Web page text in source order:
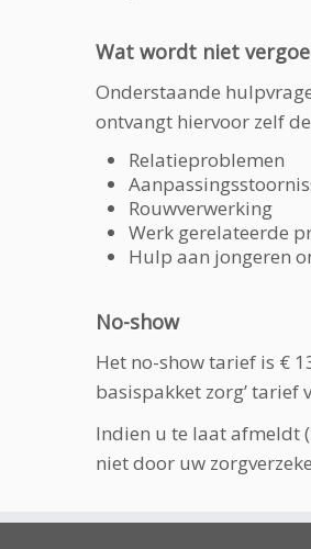
Wat wordt niet
Onderstaande
ontvangt hiervoor zelf
Relatieproblemen
Rouwverwerking
Werk gerelateerde
Hulp aan jongeren
No-show
Het no-show tarief is €
basispakket zorg’ tarief
Indien u te laat afmeldt
niet door uw